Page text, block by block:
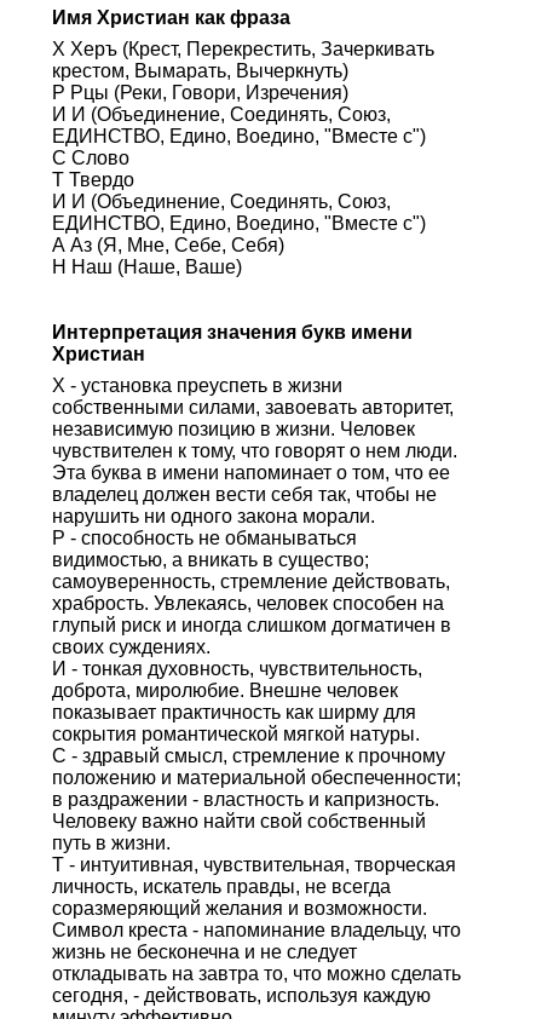
Имя Христиан как фраза
Х Херъ (Крест, Перекрестить, Зачеркивать
крестом, Вымарать, Вычеркнуть)
Р Рцы (Реки, Говори, Изречения)
И И (Объединение, Соединять, Союз,
ЕДИНСТВО, Едино, Воедино, "Вместе с")
С Слово
Т Твердо
И И (Объединение, Соединять, Союз,
ЕДИНСТВО, Едино, Воедино, "Вместе с")
А Аз (Я, Мне, Себе, Себя)
Н Наш (Наше, Ваше)
Интерпретация значения букв имени
Христиан
Х - установка преуспеть в жизни
собственными силами, завоевать авторитет,
независимую позицию в жизни. Человек
чувствителен к тому, что говорят о нем люди.
Эта буква в имени напоминает о том, что ее
владелец должен вести себя так, чтобы не
нарушить ни одного закона морали.
Р - способность не обманываться
видимостью, а вникать в существо;
самоуверенность, стремление действовать,
храбрость. Увлекаясь, человек способен на
глупый риск и иногда слишком догматичен в
своих суждениях.
И - тонкая духовность, чувствительность,
доброта, миролюбие. Внешне человек
показывает практичность как ширму для
сокрытия романтической мягкой натуры.
С - здравый смысл, стремление к прочному
положению и материальной обеспеченности;
в раздражении - властность и капризность.
Человеку важно найти свой собственный
путь в жизни.
Т - интуитивная, чувствительная, творческая
личность, искатель правды, не всегда
соразмеряющий желания и возможности.
Символ креста - напоминание владельцу, что
жизнь не бесконечна и не следует
откладывать на завтра то, что можно сделать
сегодня, - действовать, используя каждую